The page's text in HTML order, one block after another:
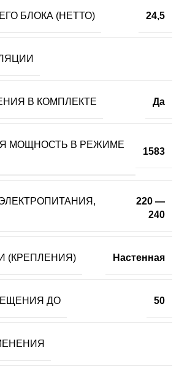
БЛОКА (НЕТТО) 24,5
В КОМПЛЕКТЕ Да
МОЩНОСТЬ В РЕЖИМЕ
1583
220 —
240
(КРЕПЛЕНИЯ) Настенная
ДО 50